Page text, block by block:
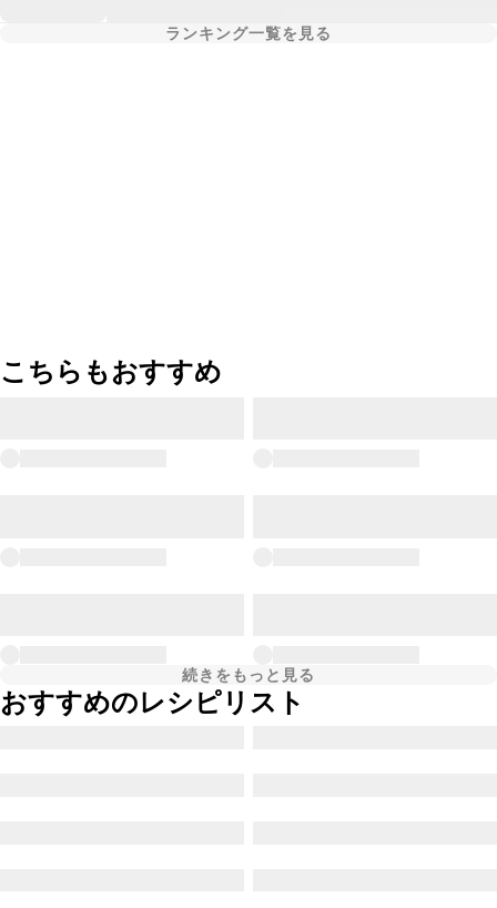
ランキング一覧を見る
こちらもおすすめ
続きをもっと見る
おすすめのレシピリスト